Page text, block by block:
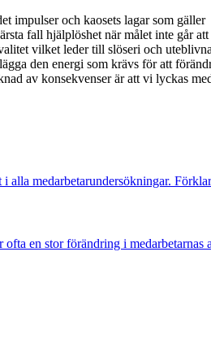
impulser och kaosets lagar som gäller
fall hjälplöshet när målet inte går
vilket leder till slöseri och
den energi som krävs för att
av konsekvenser är att vi lyckas
medarbetarundersökningar.
en stor förändring i medarbetarnas